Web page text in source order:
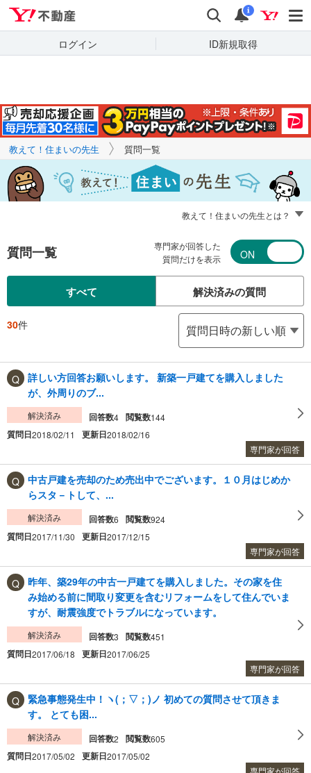
検索 通知
i
ログイン ID新規取得
キーワードで
質問を探す
教えて！住まいの先生 質問一覧
教えて！住まいの先生とは？
質問一覧
専門家が回答した
質問だけを表示
すべて 解決済みの質問
30件
詳しい方回答お願いします。 新築一戸建てを購入しました
が、外周りのブ...
解決済み 回答数4 閲覧数144
質問日2018/02/11 更新日2018/02/16
専門家が回答
中古戸建を売却のため売出中でございます。１０月はじめか
らスタ－トして、...
解決済み 回答数6 閲覧数924
質問日2017/11/30 更新日2017/12/15
専門家が回答
昨年、築29年の中古一戸建てを購入しました。その家を住
み始める前に間取り変更を含むリフォームをして住んでいま
すが、耐震強度でトラブルになっています。
解決済み 回答数3 閲覧数451
質問日2017/06/18 更新日2017/06/25
専門家が回答
緊急事態発生中！ヽ(；▽；)ノ 初めての質問させて頂きま
す。 とても困...
解決済み 回答数2 閲覧数605
質問日2017/05/02 更新日2017/05/02
専門家が回答